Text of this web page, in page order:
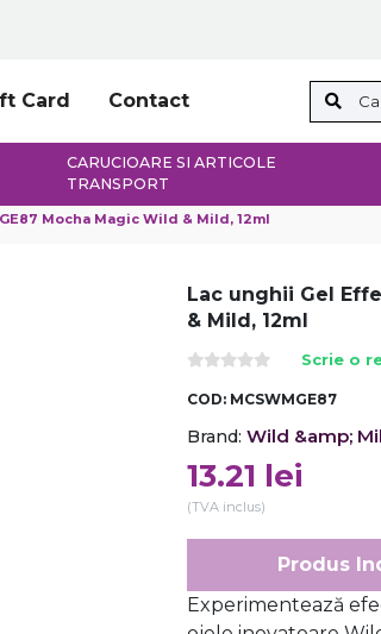
Card Contact
CARUCIOARE SI ARTICOLE
TRANSPORT
Mocha Magic Wild & Mild, 12ml
Lac unghii Gel
& Mild, 12ml
Scrie o
COD: MCSWMGE87
Brand: Wild &amp;
13.21 lei
(TVA inclus)
Produs
Experimentează